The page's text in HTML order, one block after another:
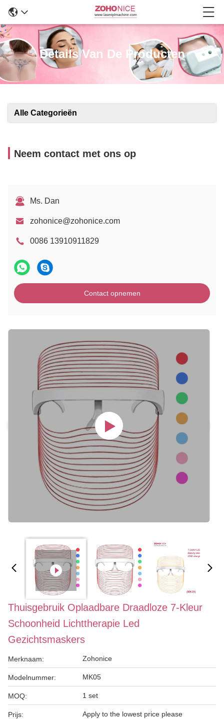
Details Van De Producten
Alle Categorieën
Neem contact met ons op
Ms. Dan
zohonice@zohonice.com
0086 13910911829
Contact opnemen
Thuisgebruik Oplaadbare Draadloze 7-Kleur
Schoonheid Lichttherapie Led
Gezichtsmaskers
Merknaam: Zohonice
Modelnummer: MK05
MOQ: 1 set
Prijs: Apply to the lowest price please